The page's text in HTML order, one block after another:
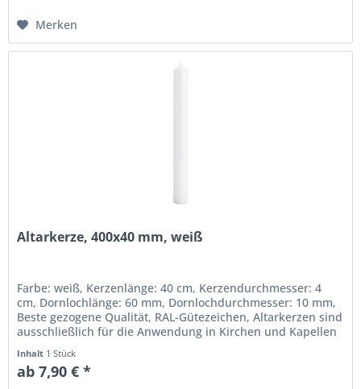
Merken
Altarkerze, 400x40 mm, weiß
Farbe: weiß, Kerzenlänge: 40 cm, Kerzendurchmesser: 4
cm, Dornlochlänge: 60 mm, Dornlochdurchmesser: 10 mm,
Beste gezogene Qualität, RAL-Gütezeichen, Altarkerzen sind
ausschließlich für die Anwendung in Kirchen und Kapellen
Inhalt 1 Stück
ab 7,90 € *